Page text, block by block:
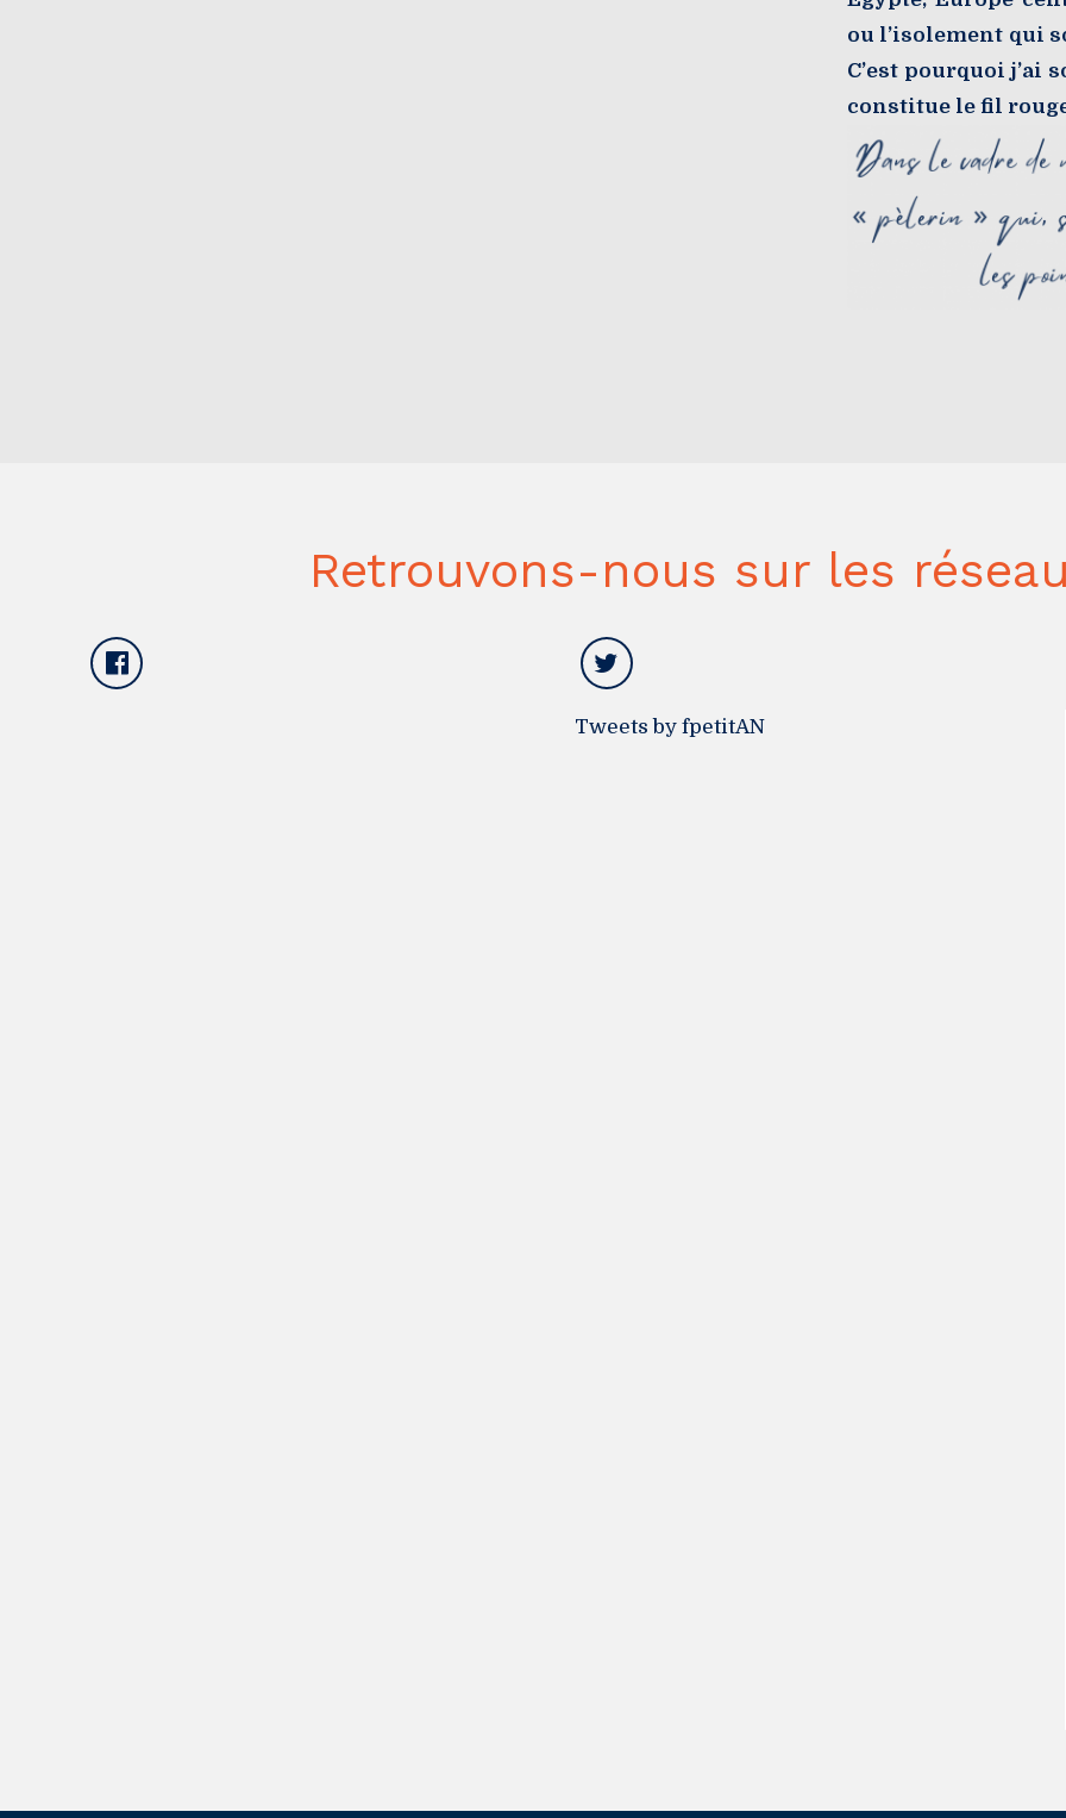
ou l’isolement qui
C’est pourquoi j’ai
constitue le fil
Retrouvons-nous sur les
Tweets by fpetitAN